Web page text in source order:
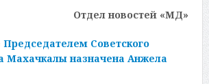
Отдел новостей «МД»
Председателем Советского
Махачкалы назначена Анжела